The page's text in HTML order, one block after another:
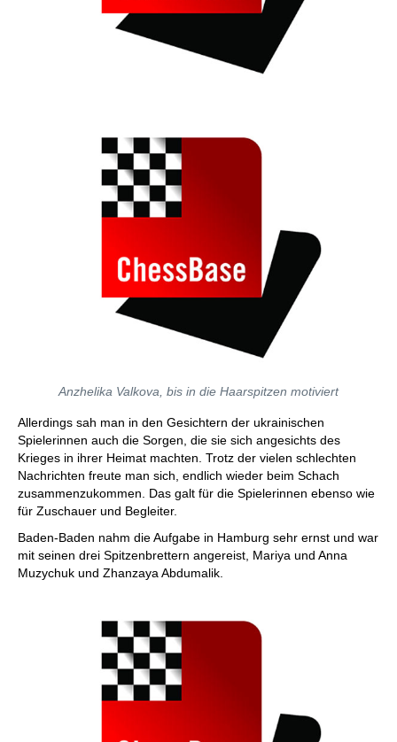
Anzhelika Valkova, bis in die Haarspitzen motiviert
Allerdings sah man in den Gesichtern der ukrainischen
Spielerinnen auch die Sorgen, die sie sich angesichts des
Krieges in ihrer Heimat machten. Trotz der vielen schlechten
Nachrichten freute man sich, endlich wieder beim Schach
zusammenzukommen. Das galt für die Spielerinnen ebenso wie
für Zuschauer und Begleiter.
Baden-Baden nahm die Aufgabe in Hamburg sehr ernst und war
mit seinen drei Spitzenbrettern angereist, Mariya und Anna
Muzychuk und Zhanzaya Abdumalik.